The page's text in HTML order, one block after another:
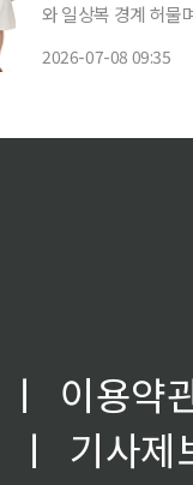
와 일상복 경계 허물며 FW
2026-07-08 09:35
ㅣ
이용약
ㅣ
기사제